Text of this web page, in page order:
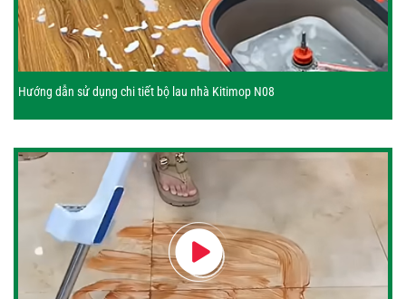
Hướng dẫn sử dụng chi tiết bộ lau nhà Kitimop N08